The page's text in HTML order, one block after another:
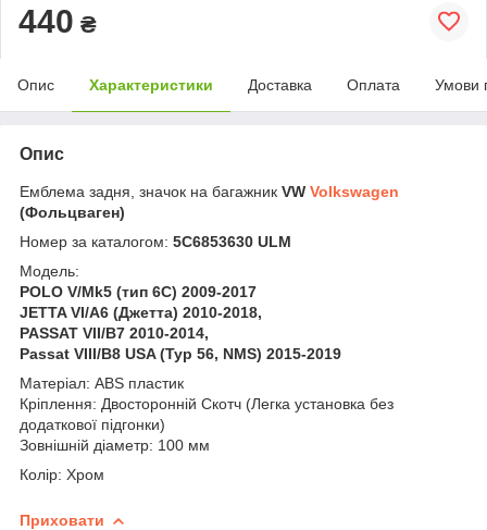
440 ₴
Опис Характеристики Доставка Оплата Умови
Опис
Емблема задня, значок на багажник VW Volkswagen
(Фольцваген)
Номер за каталогом: 5C6853630 ULM
Модель:
POLO V/Mk5 (тип 6С) 2009-2017
JETTA VI/A6 (Джетта) 2010-2018,
PASSAT VII/B7 2010-2014,
Passat VIII/B8 USA (Typ 56, NMS) 2015-2019
Матеріал: ABS пластик
Кріплення: Двосторонній Скотч (Легка установка без
додаткової підгонки)
Зовнішній діаметр: 100 мм
Колір: Хром
Приховати